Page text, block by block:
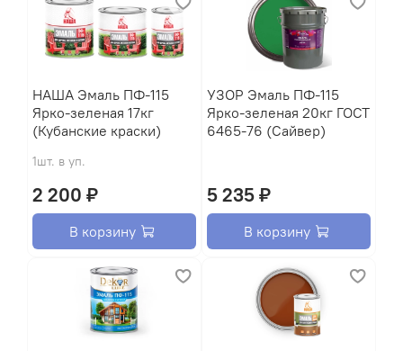
HАША Эмаль ПФ-115
Ярко-зеленая 17кг
(Кубанские краски)
1шт. в уп.
2 200 ₽
В корзину
УЗОР Эмаль ПФ-115
Ярко-зеленая 20кг ГОСТ
6465-76 (Сайвер)
5 235 ₽
В корзину